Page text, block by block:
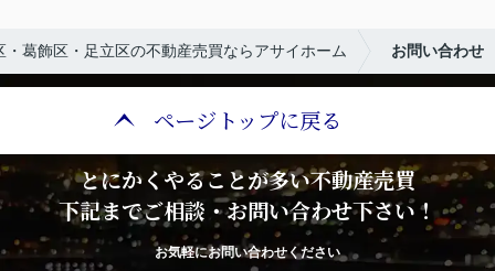
・葛飾区・足立区の不動産売買ならアサイホーム お問い合わせ
ページトップに戻る
とにかくやることが多い不動産売買
下記までご相談・お問い合わせ下さい！
お気軽にお問い合わせください